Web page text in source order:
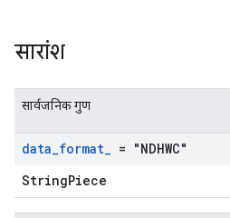
सारांश
सार्वजनिक गुण
data_format_ = "NDHWC"
StringPiece